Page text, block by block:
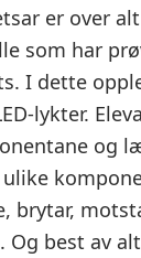
er over
som har
I dette
lykter.
og
brytar,
Og best av